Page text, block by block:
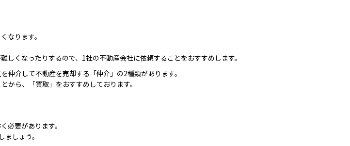
なります。
くなったりするので、1社の不動産会社に依頼することをおすすめします。
仲介して不動産を売却する「仲介」の2種類があります。
から、「買取」をおすすめしております。
必要があります。
しょう。